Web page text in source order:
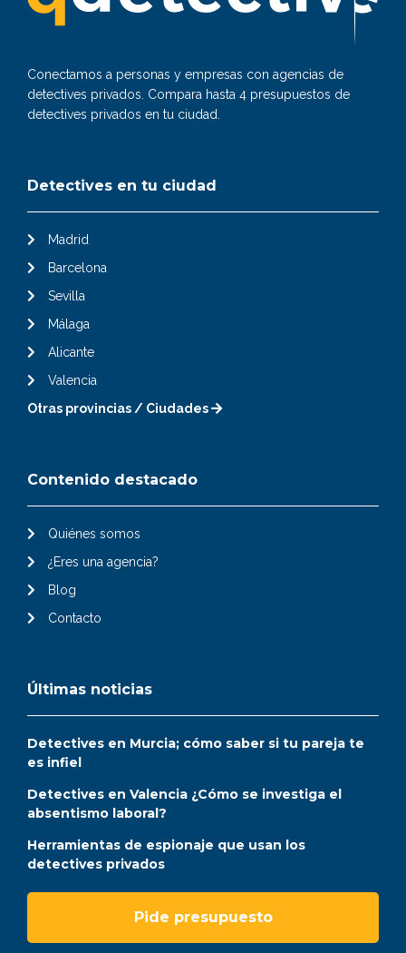
Conectamos a personas y empresas con agencias de
detectives privados. Compara hasta 4 presupuestos de
detectives privados en tu ciudad.
Detectives en tu ciudad
Madrid
Barcelona
Sevilla
Málaga
Alicante
Valencia
Otras provincias / Ciudades
Contenido destacado
Quiénes somos
¿Eres una agencia?
Blog
Contacto
Últimas noticias
Detectives en Murcia; cómo saber si tu pareja te
es infiel
Detectives en Valencia ¿Cómo se investiga el
absentismo laboral?
Herramientas de espionaje que usan los
detectives privados
Pide presupuesto